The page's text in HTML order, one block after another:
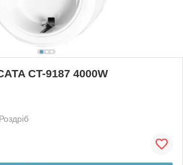
CT-9187 4000W
Роздріб